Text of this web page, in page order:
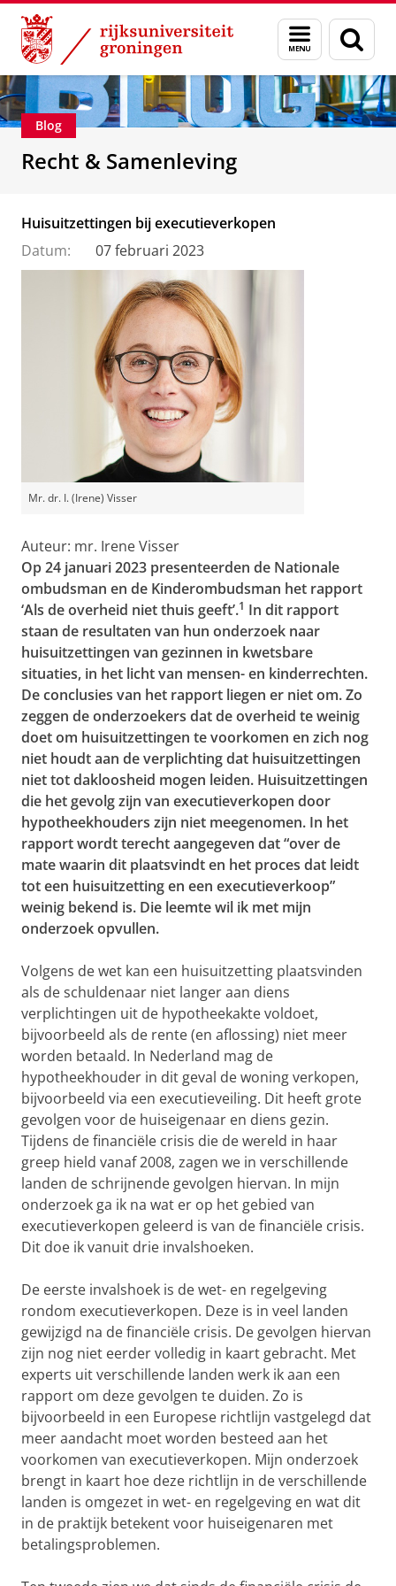
Skip
Content
Skip
Navigation
Menu
en
zoeken
Over ons Recht & Samenleving
Blog
Recht & Samenleving
Huisuitzettingen bij executieverkopen
Datum:
07 februari 2023
Mr. dr. I. (Irene) Visser
Auteur: mr. Irene Visser
Op 24 januari 2023 presenteerden de Nationale
ombudsman en de Kinderombudsman het rapport
‘Als de overheid niet thuis geeft’.1 In dit rapport
staan de resultaten van hun onderzoek naar
huisuitzettingen van gezinnen in kwetsbare
situaties, in het licht van mensen- en kinderrechten.
De conclusies van het rapport liegen er niet om. Zo
zeggen de onderzoekers dat de overheid te weinig
doet om huisuitzettingen te voorkomen en zich nog
niet houdt aan de verplichting dat huisuitzettingen
niet tot dakloosheid mogen leiden. Huisuitzettingen
die het gevolg zijn van executieverkopen door
hypotheekhouders zijn niet meegenomen. In het
rapport wordt terecht aangegeven dat “over de
mate waarin dit plaatsvindt en het proces dat leidt
tot een huisuitzetting en een executieverkoop”
weinig bekend is. Die leemte wil ik met mijn
onderzoek opvullen.
Volgens de wet kan een huisuitzetting plaatsvinden
als de schuldenaar niet langer aan diens
verplichtingen uit de hypotheekakte voldoet,
bijvoorbeeld als de rente (en aflossing) niet meer
worden betaald. In Nederland mag de
hypotheekhouder in dit geval de woning verkopen,
bijvoorbeeld via een executieveiling. Dit heeft grote
gevolgen voor de huiseigenaar en diens gezin.
Tijdens de financiële crisis die de wereld in haar
greep hield vanaf 2008, zagen we in verschillende
landen de schrijnende gevolgen hiervan. In mijn
onderzoek ga ik na wat er op het gebied van
executieverkopen geleerd is van de financiële crisis.
Dit doe ik vanuit drie invalshoeken.
De eerste invalshoek is de wet- en regelgeving
rondom executieverkopen. Deze is in veel landen
gewijzigd na de financiële crisis. De gevolgen hiervan
zijn nog niet eerder volledig in kaart gebracht. Met
experts uit verschillende landen werk ik aan een
rapport om deze gevolgen te duiden. Zo is
bijvoorbeeld in een Europese richtlijn vastgelegd dat
meer aandacht moet worden besteed aan het
voorkomen van executieverkopen. Mijn onderzoek
brengt in kaart hoe deze richtlijn in de verschillende
landen is omgezet in wet- en regelgeving en wat dit
in de praktijk betekent voor huiseigenaren met
betalingsproblemen.